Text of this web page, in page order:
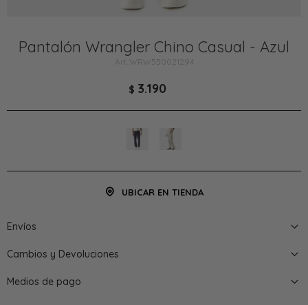
Pantalón Wrangler Chino Casual - Azul
WRW550021294
$ 3.190
UBICAR EN TIENDA
Envíos
Cambios y Devoluciones
Medios de pago